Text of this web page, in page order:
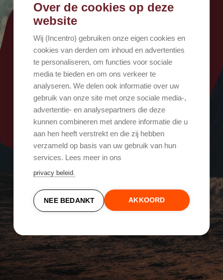
500
Oops, er ging iets mis!
Probeer het opnieuw
Over de cookies op deze
website
Wij (Incentro) gebruiken onze eigen cookies en
cookies van derden om inhoud en advertenties
te personaliseren, om functies voor sociale
media te bieden en om ons verkeer te
analyseren. We delen ook informatie over uw
gebruik van onze site met onze sociale media-,
advertentie- en analysepartners die deze
kunnen combineren met andere informatie die u
aan hen heeft verstrekt en die zij hebben
verzameld op basis van uw gebruik van hun
services. Lees meer in ons
privacy beleid.
NEE BEDANKT AKKOORD